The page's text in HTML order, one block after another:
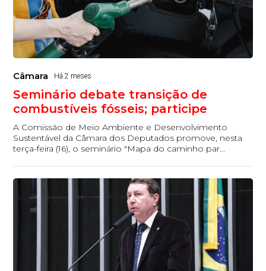
Câmara Há 2 meses
Seminário debate transição de
combustíveis fósseis; participe
A Comissão de Meio Ambiente e Desenvolvimento
Sustentável da Câmara dos Deputados promove, nesta
terça-feira (16), o seminário "Mapa do caminho par...